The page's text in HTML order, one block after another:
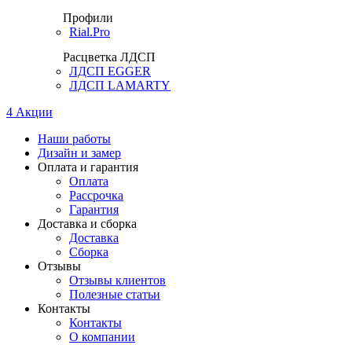
Профили
Rial.Pro
Расцветка ЛДСП
ЛДСП EGGER
ЛДСП LAMARTY
4 Акции
Наши работы
Дизайн и замер
Оплата и гарантия
Оплата
Рассрочка
Гарантия
Доставка и сборка
Доставка
Сборка
Отзывы
Отзывы клиентов
Полезные статьи
Контакты
Контакты
О компании